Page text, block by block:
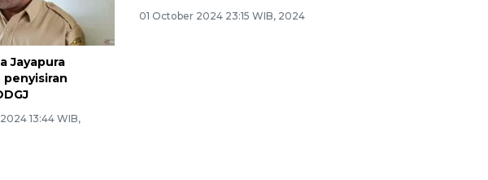
Jayapura
penyisiran
13:44 WIB,
01 October 2024 23:15 WIB, 2024